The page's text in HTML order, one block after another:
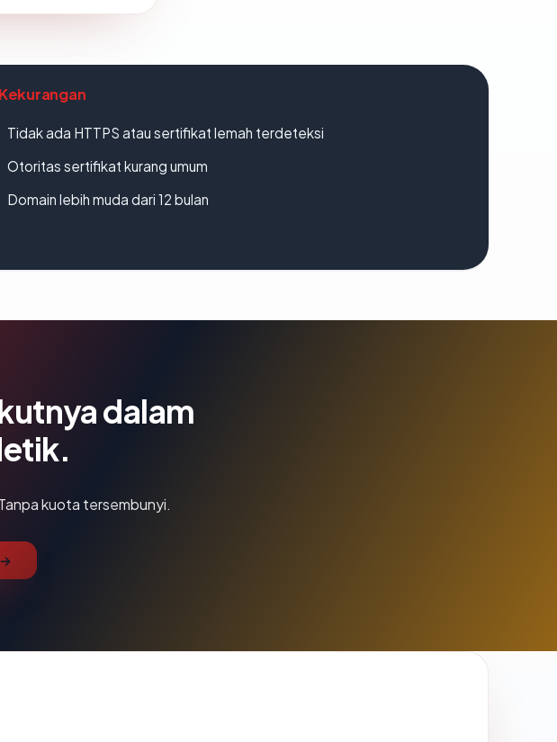
Kekurangan
Tidak ada HTTPS atau sertifikat lemah terdeteksi
Otoritas sertifikat kurang umum
Domain lebih muda dari 12 bulan
dalam
kuota tersembunyi.